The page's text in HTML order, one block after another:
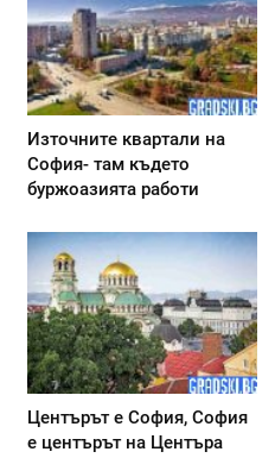
Източните квартали на
София- там където
буржоазията работи
Центърът е София, София
е центърът на Центъра